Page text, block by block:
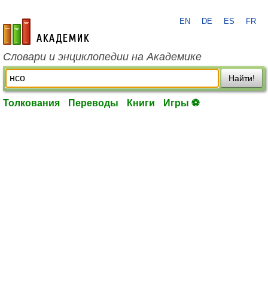
academic.ru
EN DE ES FR
Словари и энциклопедии на Академике
Найти!
Толкования Переводы Книги Игры ⚽